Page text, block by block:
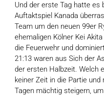
Und der erste Tag hatte
Auftaktspiel Kanada
Team um den neuen 99er
ehemaligen Kölner Kei
die Feuerwehr und
21:13 waren aus Sich der
der ersten Halbzeit. Welch
keiner Zeit in die Partie
Tagen mächtig steigern,